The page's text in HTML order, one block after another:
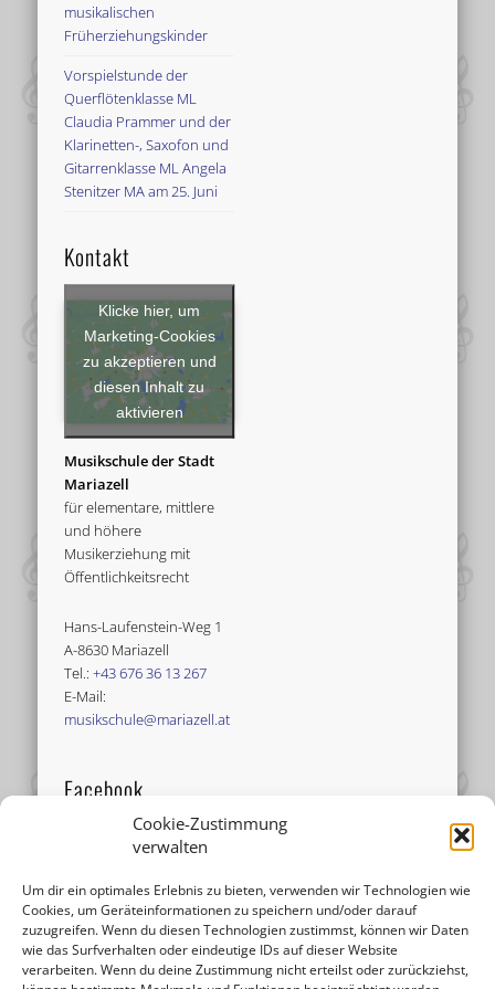
Cookie-Zustimmung
verwalten
Um dir ein optimales Erlebnis zu bieten, verwenden wir Technologien wie
Cookies, um Geräteinformationen zu speichern und/oder darauf
zuzugreifen. Wenn du diesen Technologien zustimmst, können wir Daten
wie das Surfverhalten oder eindeutige IDs auf dieser Website
verarbeiten. Wenn du deine Zustimmung nicht erteilst oder zurückziehst,
musikalischen
Früherziehungskinder
Vorspielstunde der
Querflötenklasse ML
Claudia Prammer und der
Klarinetten-, Saxofon und
Gitarrenklasse ML Angela
Stenitzer MA am 25. Juni
Kontakt
Klicke hier, um
Marketing-Cookies
zu akzeptieren und
diesen Inhalt zu
aktivieren
Musikschule der Stadt
Mariazell
für elementare, mittlere
und höhere
Musikerziehung mit
Öffentlichkeitsrecht
Hans-Laufenstein-Weg 1
A-8630 Mariazell
Tel.:+43 676 36 13 267
E-Mail:
musikschule@mariazell.at
Facebook